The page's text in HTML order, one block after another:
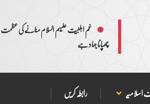
غم اہلبیت علیہم السلام منانے کی عظمت
چھپانا جہاد ہے
اسلامیہ رابطہ کریں